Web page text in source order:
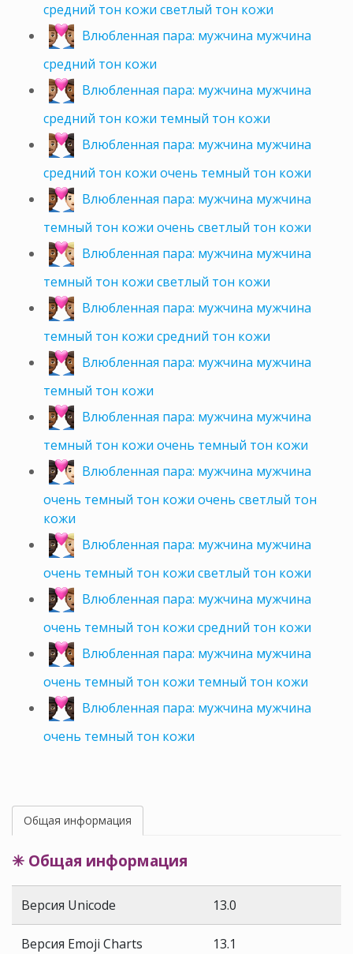
средний тон кожи светлый тон кожи
Влюбленная пара: мужчина мужчина
средний тон кожи
Влюбленная пара: мужчина мужчина
средний тон кожи темный тон кожи
Влюбленная пара: мужчина мужчина
средний тон кожи очень темный тон кожи
Влюбленная пара: мужчина мужчина
темный тон кожи очень светлый тон кожи
Влюбленная пара: мужчина мужчина
темный тон кожи светлый тон кожи
Влюбленная пара: мужчина мужчина
темный тон кожи средний тон кожи
Влюбленная пара: мужчина мужчина
темный тон кожи
Влюбленная пара: мужчина мужчина
темный тон кожи очень темный тон кожи
Влюбленная пара: мужчина мужчина
очень темный тон кожи очень светлый тон
кожи
Влюбленная пара: мужчина мужчина
очень темный тон кожи светлый тон кожи
Влюбленная пара: мужчина мужчина
очень темный тон кожи средний тон кожи
Влюбленная пара: мужчина мужчина
очень темный тон кожи темный тон кожи
Влюбленная пара: мужчина мужчина
очень темный тон кожи
Общая информация
✳ Общая информация
Версия Unicode 13.0
Версия Emoji Charts 13.1